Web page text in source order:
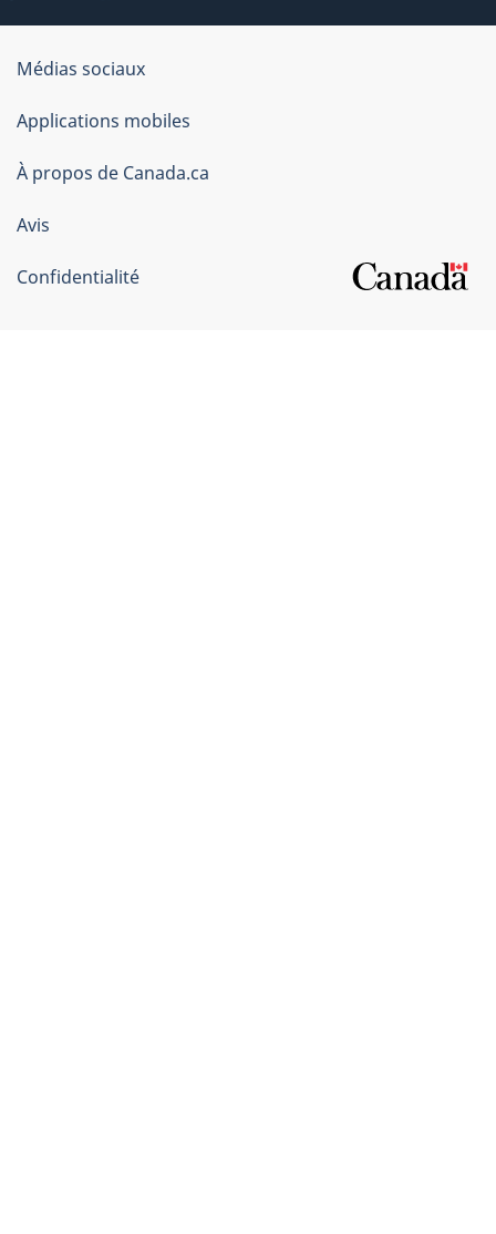
Organisation
du
gouvernement
du
Canada
Médias sociaux
Applications mobiles
À propos de Canada.ca
Avis
Confidentialité